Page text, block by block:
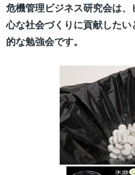
危機管理ビジネス研究会は
心な社会づくりに貢献した
的な勉強会です。